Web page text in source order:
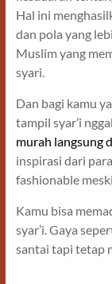
Hal ini
dan pola yang
Muslim yang
syari.
Dan bagi kamu
tampil syar’i
murah langsung
inspirasi dari
fashionable
Kamu bisa
syar’i. Gaya
santai tapi tetap